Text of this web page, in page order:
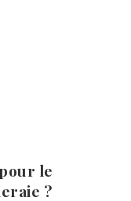
le
?